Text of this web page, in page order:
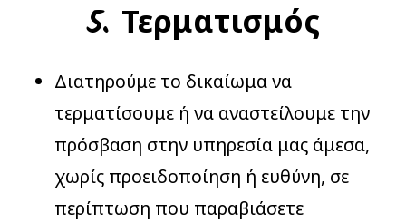
5. Τερματισμός
Διατηρούμε το δικαίωμα να
τερματίσουμε ή να αναστείλουμε την
πρόσβαση στην υπηρεσία μας άμεσα,
χωρίς προειδοποίηση ή ευθύνη, σε
περίπτωση που παραβιάσετε